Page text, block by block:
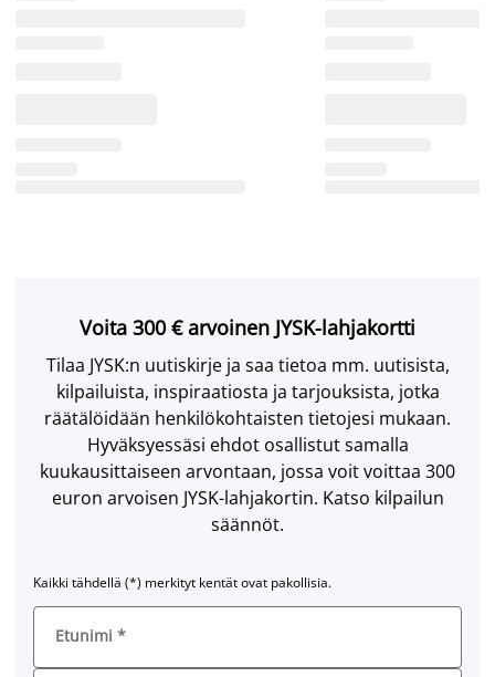
Voita 300 € arvoinen JYSK-lahjakortti
Tilaa JYSK:n uutiskirje ja saa tietoa mm. uutisista,
kilpailuista, inspiraatiosta ja tarjouksista, jotka
räätälöidään henkilökohtaisten tietojesi mukaan.
Hyväksyessäsi ehdot osallistut samalla
kuukausittaiseen arvontaan, jossa voit voittaa 300
euron arvoisen JYSK-lahjakortin. Katso kilpailun
säännöt.
Kaikki tähdellä (*) merkityt kentät ovat pakollisia.
Etunimi *